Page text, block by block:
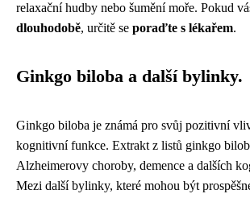
relaxační hudby nebo šumění moře. Pokud
dlouhodobě, určitě se poraďte s lékařem.
Ginkgo biloba a další bylinky.
Ginkgo biloba je známá pro svůj pozitivní
kognitivní funkce. Extrakt z listů ginkgo
Alzheimerovy choroby, demence a dalších
Mezi další bylinky, které mohou být